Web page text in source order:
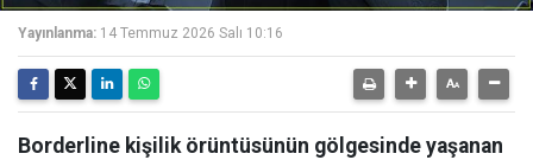
Yayınlanma: 14 Temmuz 2026 Salı 10:16
Borderline kişilik örüntüsünün gölgesinde yaşanan